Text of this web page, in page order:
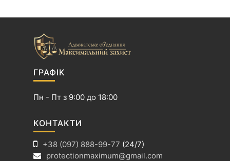
я
ГРАФІК
Пн - Пт з 9:00 до 18:00
КОНТАКТИ
+38 (097) 888-99-77 (24/7)
protectionmaximum@gmail.com